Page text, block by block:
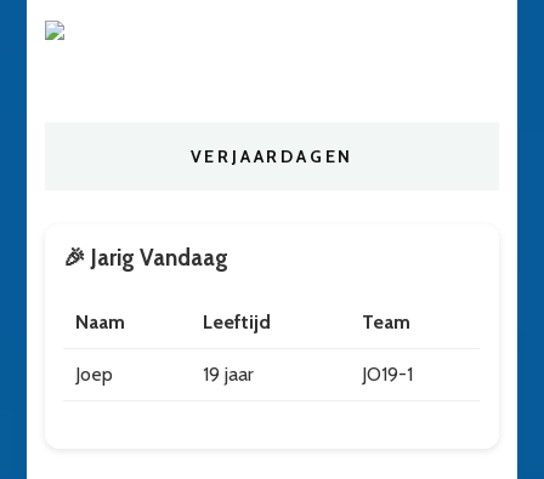
VERJAARDAGEN
🎉 Jarig Vandaag
Naam Leeftijd Team
Joep 19 jaar JO19-1